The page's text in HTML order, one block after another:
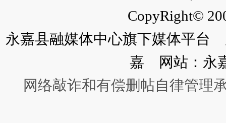
CopyRight©
永嘉县融媒体中心旗下媒体平
嘉 网站：永
网络敲诈和有偿删帖自律管理